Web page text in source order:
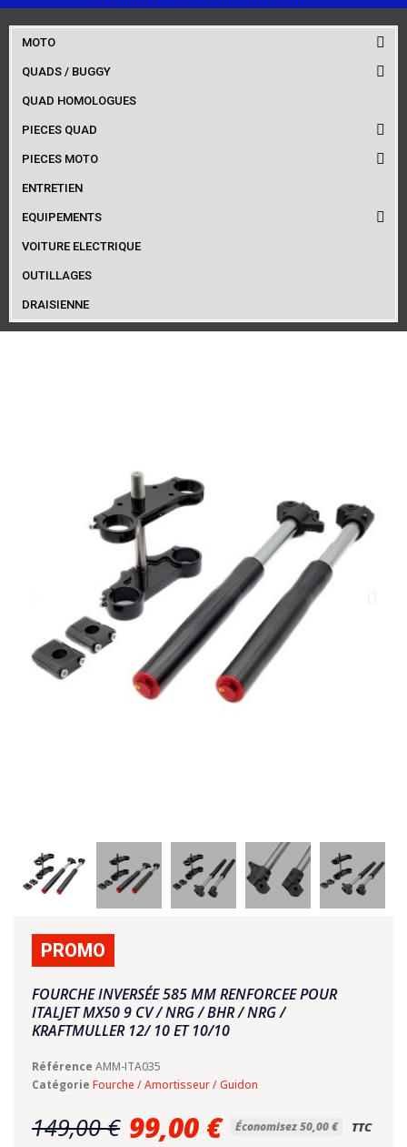
MOTO
QUADS / BUGGY
QUAD HOMOLOGUES
PIECES QUAD
PIECES MOTO
ENTRETIEN
EQUIPEMENTS
VOITURE ELECTRIQUE
OUTILLAGES
DRAISIENNE
PROMO
FOURCHE INVERSÉE 585 MM RENFORCEE POUR
ITALJET MX50 9 CV / NRG / BHR / NRG /
KRAFTMULLER 12/ 10 ET 10/10
Référence AMM-ITA035
Catégorie Fourche / Amortisseur / Guidon
149,00 € 99,00 € Économisez 50,00 € TTC